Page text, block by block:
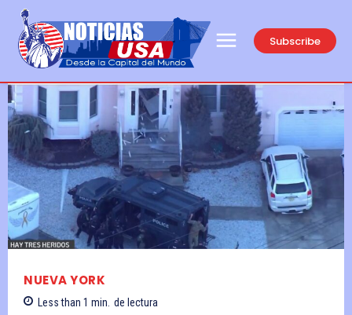
Subscribe
NUEVA YORK
Less than 1 min. de lectura